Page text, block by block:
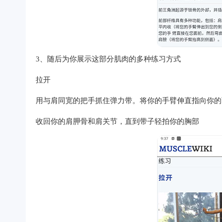
3、随后为你展示这部分肌肉的多种练习方式
拉开
用与肩同宽的把手抓住弹力带。将你的手臂伸直指向你
收回你的肩胛骨和肩关节，直到带子轻拍你的胸部